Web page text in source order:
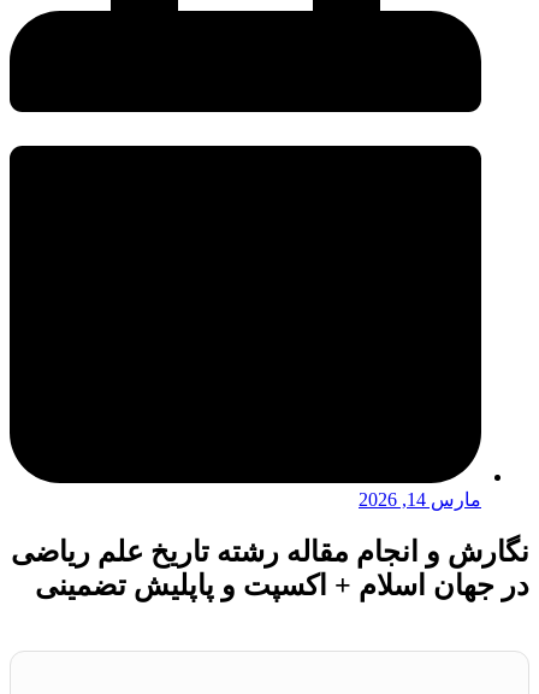
مارس 14, 2026
نگارش و انجام مقاله رشته تاریخ علم ریاضی
در جهان اسلام + اکسپت و پاپلیش تضمینی